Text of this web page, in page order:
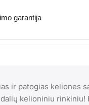
garantija
ir patogias keliones
kelioniniu rinkiniu!